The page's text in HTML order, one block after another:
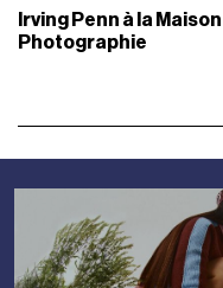
Irving Penn à la
Photographie